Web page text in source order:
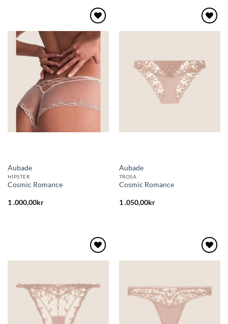
Lägg
till i
önskelistan
Aubade
HIPSTER
Cosmic Romance
1 .000,00kr
Aubade
TROSA
Cosmic Romance
1 .050,00kr
önskelistan
önskelistan